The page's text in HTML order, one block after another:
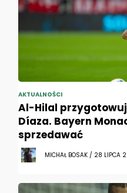
AKTUALNOŚCI
Al-Hilal
Díaza. Bayern
sprzedawać
MICHAŁ BOSAK / 28 LIPCA